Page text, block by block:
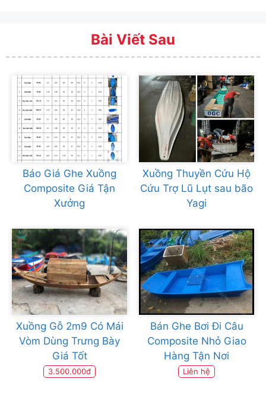
Bài Viết Sau
Báo Giá Ghe Xuồng
Composite Giá Tận
Xưởng
Xuồng Thuyền Cứu Hộ
Cứu Trợ Lũ Lụt sau bão
Yagi
Xuồng Gỗ 2m9 Có Mái
Vòm Dùng Trưng Bày
Giá Tốt
3.500.000đ
Bán Ghe Bơi Đi Câu
Composite Nhỏ Giao
Hàng Tận Nơi
Liên hệ